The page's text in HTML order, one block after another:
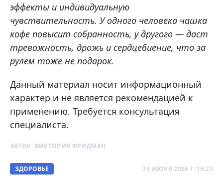
эффекты и индивидуальную
чувствительность. У одного человека чашка
кофе повысит собранность, у другого — даст
тревожность, дрожь и сердцебиение, что за
рулем тоже не подарок.
Данный материал носит информационный
характер и не является рекомендацией к
применению. Требуется консультация
специалиста.
АВТОР: ВИКТОРИЯ ФРИДМАН
ЗДОРОВЬЕ 29 ИЮНЯ 2026 Г. 16:23